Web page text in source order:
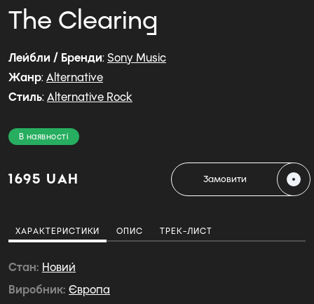
The Clearing
Лейбли / Бренди: Sony Music
Жанр: Alternative
Стиль: Alternative Rock
В наявності
1695 UAH Замовити
ХАРАКТЕРИСТИКИ ОПИС ТРЕК-ЛИСТ
Стан Новий
Виробник Європа